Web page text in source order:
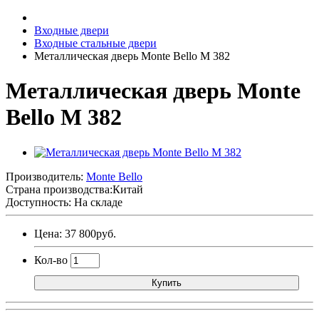
Входные двери
Входные стальные двери
Металлическая дверь Monte Bello M 382
Металлическая дверь Monte
Bello M 382
Производитель: Monte Bello
Страна производства:Китай
Доступность: На складе
Цена: 37 800руб.
Кол-во
Купить